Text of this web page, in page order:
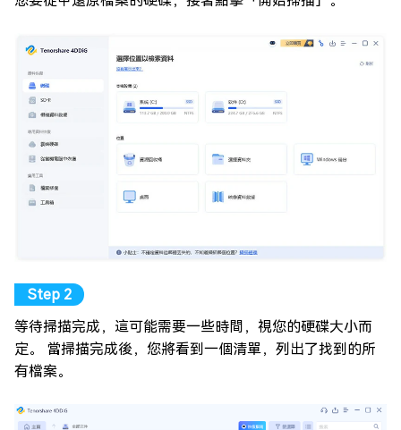
等待掃描完成，這可能需要一些時間，視您的硬碟大小而
定。 當掃描完成後，您將看到一個清單，列出了找到的所
有檔案。